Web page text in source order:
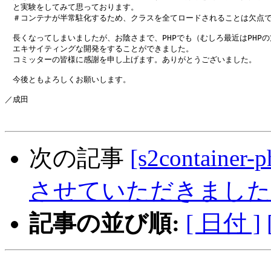
と実験をしてみて思っております。
＃コンテナが半常駐化するため、クラスを全てロードされることは欠点
長くなってしまいましたが、お陰さまで、PHPでも（むしろ最近はPHP
エキサイティングな開発をすることができました。
コミッターの皆様に感謝を申し上げます。ありがとうございました。
今後ともよろしくお願いします。
／成田
次の記事 [s2container-
させていただきまし
記事の並び順: [ 日付 ]